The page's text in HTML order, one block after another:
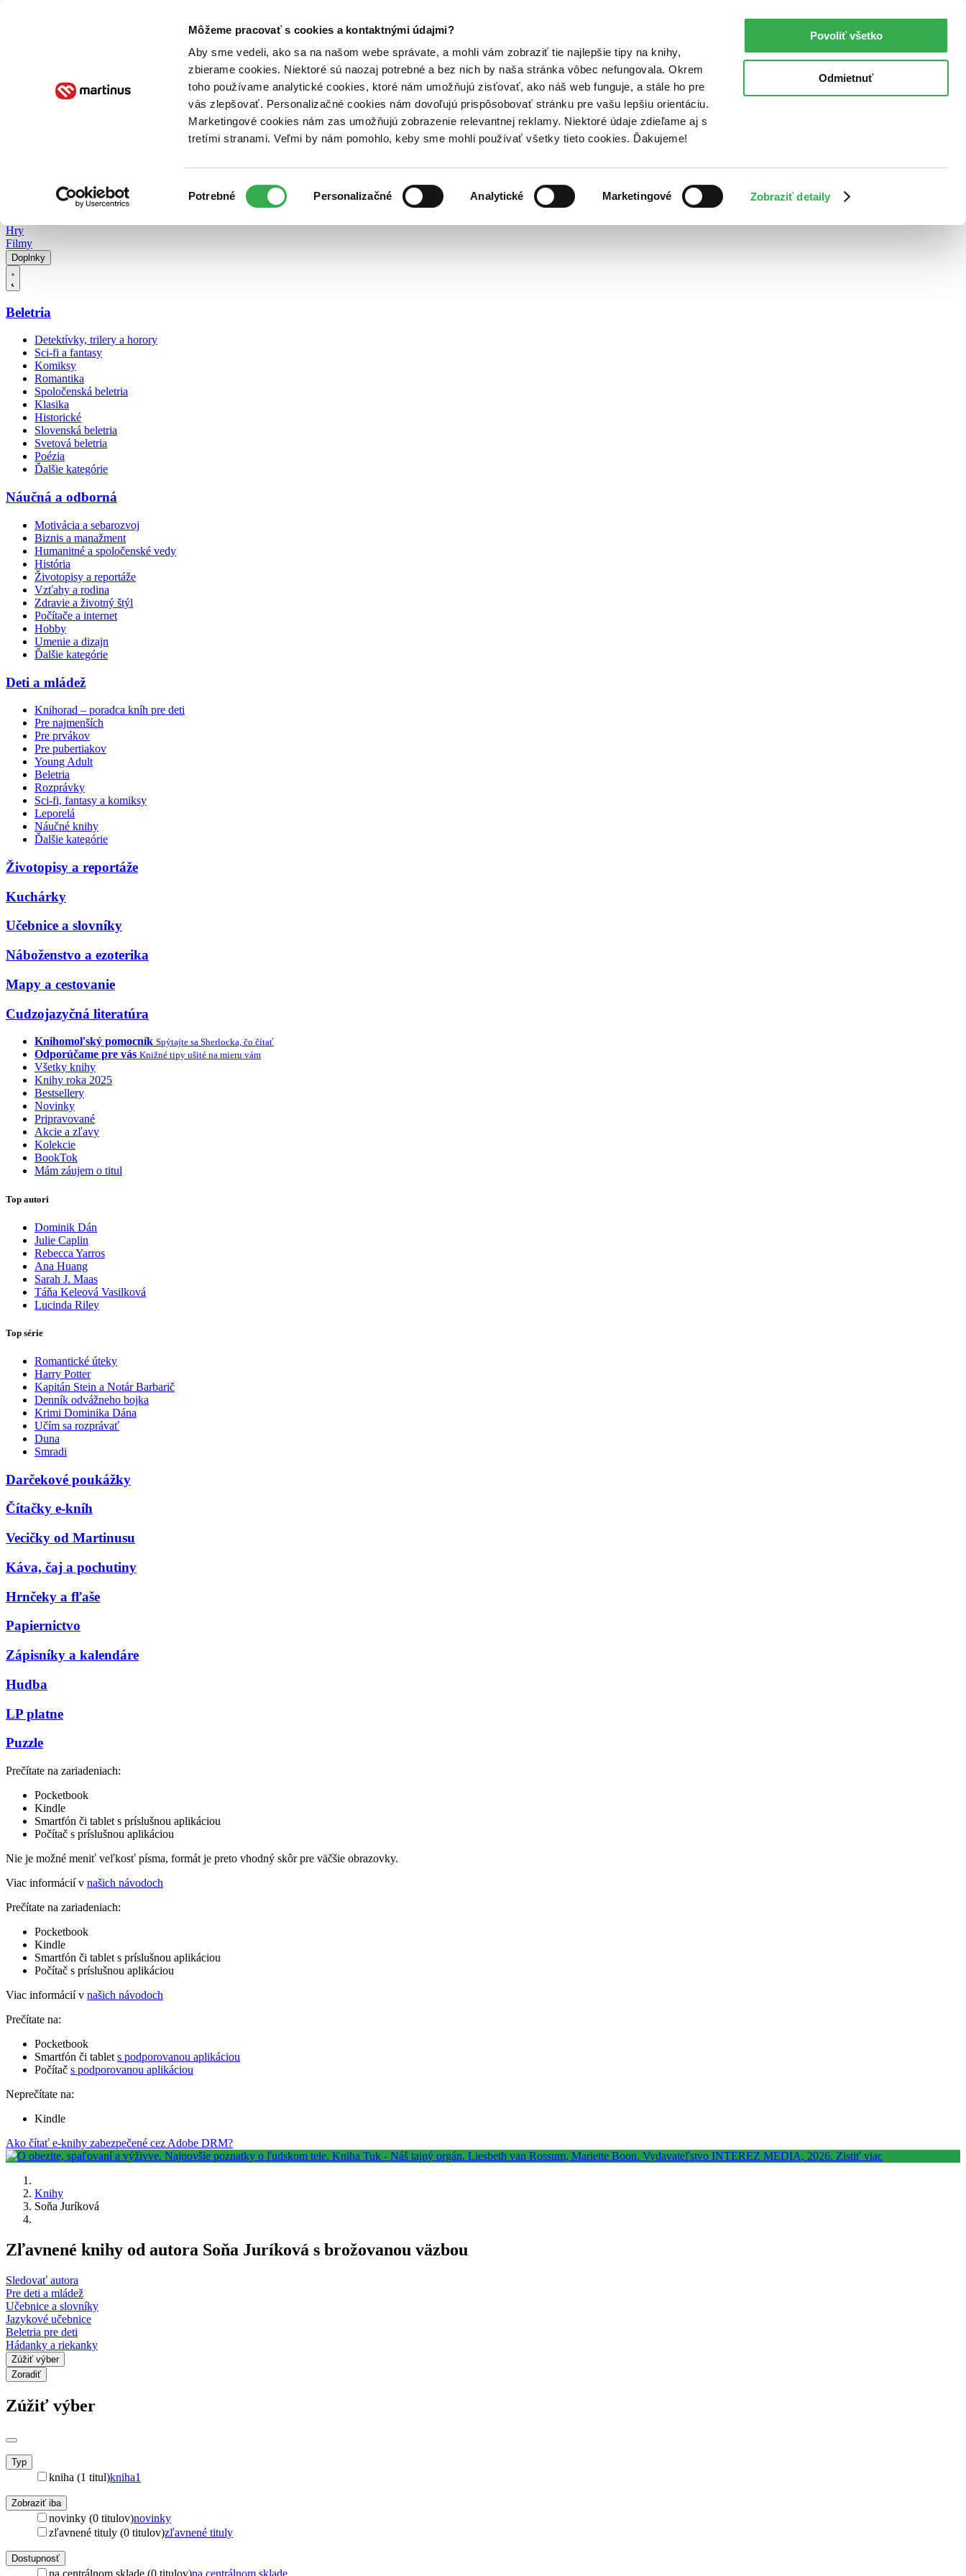
Môžeme pracovať s cookies a kontaktnými údajmi?
Aby sme vedeli, ako sa na našom webe správate, a mohli vám zobraziť tie najlepšie tipy na knihy,
zbierame cookies. Niektoré sú naozaj potrebné a bez nich by naša stránka vôbec nefungovala. Okrem
toho používame analytické cookies, ktoré nám umožňujú zisťovať, ako náš web funguje, a stále ho pre
vás zlepšovať. Personalizačné cookies nám dovoľujú prispôsobovať stránku pre vašu lepšiu orientáciu.
Marketingové cookies nám zas umožňujú zobrazenie relevantnej reklamy. Niektoré údaje zdieľame aj s
tretími stranami. Veľmi by nám pomohlo, keby sme mohli používať všetky tieto cookies. Ďakujeme!
súhlasu
Potrebné Personalizačné Analytické Marketingové Zobraziť detaily
Povoliť všetko
Odmietnuť
Poukážky Kontakt
Hry
Filmy
Doplnky
Beletria
Detektívky, trilery a horory
Sci-fi a fantasy
Komiksy
Romantika
Spoločenská beletria
Klasika
Historické
Slovenská beletria
Svetová beletria
Poézia
Ďalšie kategórie
Náučná a odborná
Motivácia a sebarozvoj
Biznis a manažment
Humanitné a spoločenské vedy
História
Životopisy a reportáže
Vzťahy a rodina
Zdravie a životný štýl
Počítače a internet
Hobby
Umenie a dizajn
Ďalšie kategórie
Deti a mládež
Knihorad – poradca kníh pre deti
Pre najmenších
Pre prvákov
Pre pubertiakov
Young Adult
Beletria
Rozprávky
Sci-fi, fantasy a komiksy
Leporelá
Náučné knihy
Ďalšie kategórie
Životopisy a reportáže
Kuchárky
Učebnice a slovníky
Náboženstvo a ezoterika
Mapy a cestovanie
Cudzojazyčná literatúra
Knihomoľský pomocník Spýtajte sa Sherlocka, čo čítať
Odporúčame pre vás Knižné tipy ušité na mieru vám
Všetky knihy
Knihy roka 2025
Bestsellery
Novinky
Pripravované
Akcie a zľavy
Kolekcie
BookTok
Mám záujem o titul
Top autori
Dominik Dán
Julie Caplin
Rebecca Yarros
Ana Huang
Sarah J. Maas
Táňa Keleová Vasilková
Lucinda Riley
Top série
Romantické úteky
Harry Potter
Kapitán Stein a Notár Barbarič
Denník odvážneho bojka
Krimi Dominika Dána
Učím sa rozprávať
Duna
Smradi
Darčekové poukážky
Čítačky e-kníh
Vecičky od Martinusu
Káva, čaj a pochutiny
Hrnčeky a fľaše
Papiernictvo
Zápisníky a kalendáre
Hudba
LP platne
Puzzle
Prečítate na zariadeniach:
Pocketbook
Kindle
Smartfón či tablet s príslušnou aplikáciou
Počítač s príslušnou aplikáciou
Nie je možné meniť veľkosť písma, formát je preto vhodný skôr pre väčšie obrazovky.
Viac informácií v našich návodoch
Prečítate na zariadeniach:
Pocketbook
Kindle
Smartfón či tablet s príslušnou aplikáciou
Počítač s príslušnou aplikáciou
Viac informácií v našich návodoch
Prečítate na:
Pocketbook
Smartfón či tablet s podporovanou aplikáciou
Počítač s podporovanou aplikáciou
Neprečítate na:
Kindle
Ako čítať e-knihy zabezpečené cez Adobe DRM?
Knihy
Soňa Juríková
Zľavnené knihy od autora Soňa Juríková s brožovanou väzbou
Sledovať autora
Pre deti a mládež
Učebnice a slovníky
Jazykové učebnice
Beletria pre deti
Hádanky a riekanky
Zúžiť výber
Zoradiť
Zúžiť výber
Typ
kniha (1 titul)kniha1
Zobraziť iba
novinky (0 titulov)novinky
zľavnené tituly (0 titulov)zľavnené tituly
Dostupnosť
na centrálnom sklade (0 titulov)na centrálnom sklade